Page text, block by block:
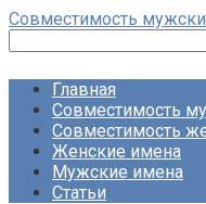
Перейти
контенту
Совместимость
Главная
Совместимость
Совместимость
Женские имена
Мужские имена
Статьи